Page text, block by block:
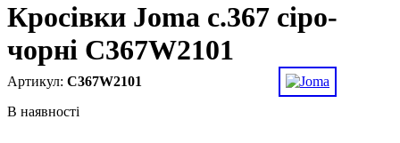
Кросівки Joma c.367 сіро-
чорні C367W2101
C367W2101
В наявності